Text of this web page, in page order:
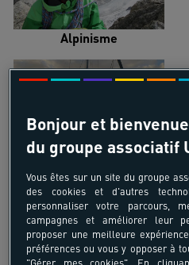
Alpinisme
Croisière voilier
Bonjour et
du groupe associatif
Vous êtes sur un site du groupe
des cookies et d'autres
personnaliser votre parcours,
campagnes et améliorer leur
proposer une meilleure
préférences ou vous y opposer à